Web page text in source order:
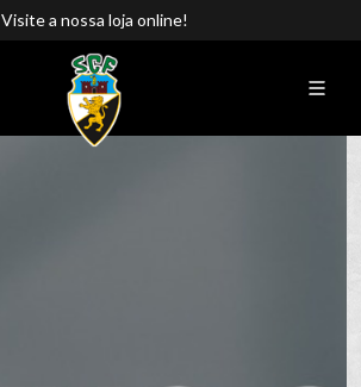
Visite a nossa loja online!